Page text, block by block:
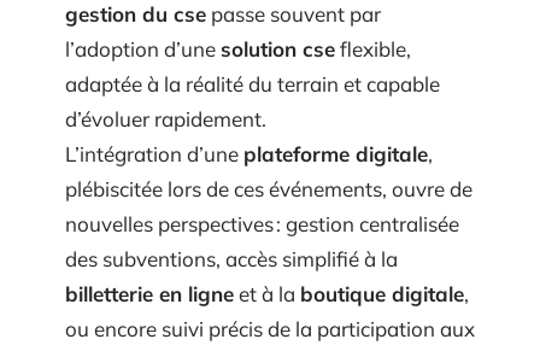
gestion du cse passe souvent par
l’adoption d’unesolution cseflexible,
adaptée à la réalité du terrain et capable
d’évoluer rapidement.
L’intégration d’une plateforme digitale,
plébiscitée lors de ces événements, ouvre de
nouvelles perspectives : gestion centralisée
des subventions, accès simplifié à la
billetterie en ligneet à la boutique digitale,
ou encore suivi précis de la participation aux